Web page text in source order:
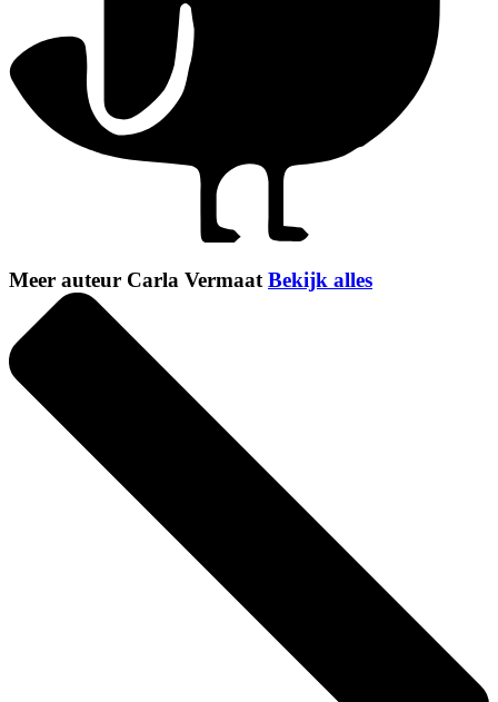
Meer auteur Carla Vermaat Bekijk alles